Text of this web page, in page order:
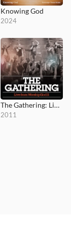
Knowing God
2024
The Gathering: Live from WorshipGod11
2011